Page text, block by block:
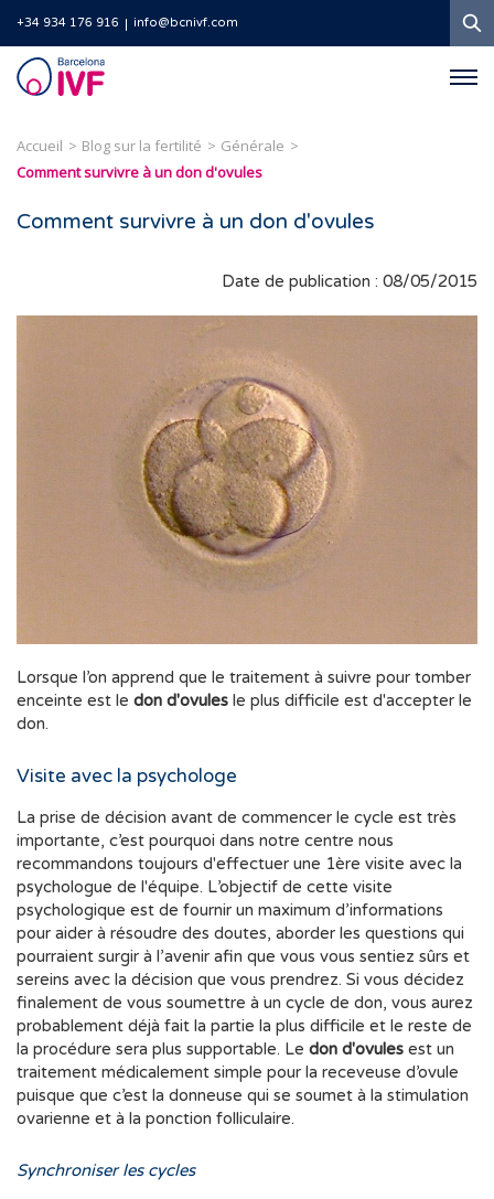
+34 934 176 916 info@bcnivf.com
Barcelona
IVF
Accueil Blog sur la fertilité
Générale
Comment survivre à un don d'ovules
Comment survivre à un don d'ovules
Date de publication : 08/05/2015
Lorsque l’on apprend que le traitement à suivre pour tomber
enceinte est le don d'ovules le plus difficile est d'accepter le
don.
Visite avec la psychologe
La prise de décision avant de commencer le cycle est très
importante, c’est pourquoi dans notre centre nous
recommandons toujours d'effectuer une 1ère visite avec la
psychologue de l'équipe. L’objectif de cette visite
psychologique est de fournir un maximum d’informations
pour aider à résoudre des doutes, aborder les questions qui
pourraient surgir à l’avenir afin que vous vous sentiez sûrs et
sereins avec la décision que vous prendrez. Si vous décidez
finalement de vous soumettre à un cycle de don, vous aurez
probablement déjà fait la partie la plus difficile et le reste de
la procédure sera plus supportable. Le don d'ovules est un
traitement médicalement simple pour la receveuse d’ovule
puisque que c’est la donneuse qui se soumet à la stimulation
ovarienne et à la ponction folliculaire.
Synchroniser les cycles